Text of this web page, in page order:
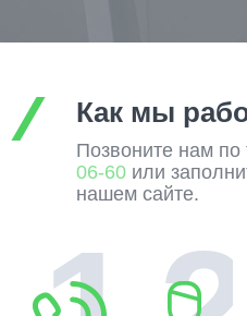
Как мы
Позвоните нам
06-60 или
нашем сайте.